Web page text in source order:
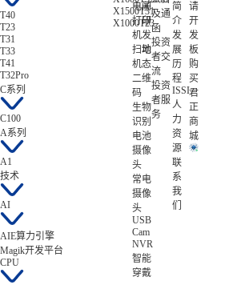
X1500
X1000
T31
T23
电子
打印
机
扫地
机
二维
码
生物
识别
电池
摄像
头
常电
摄像
头
USB
Cam
NVR
智能
穿戴
闻
研
发
动
态
及通
函
投资
者交
流
投资
者服
务
简
介
发
展
历
程
ISSI
人
力
资
源
联
系
我
们
请
开
发
板
购
买
君
正
商
城
T40
T23
T31
T33
T41
T32Pro
C系列
C100
A系列
A1
技术
AI
AIE算力引擎
Magik开发平台
CPU